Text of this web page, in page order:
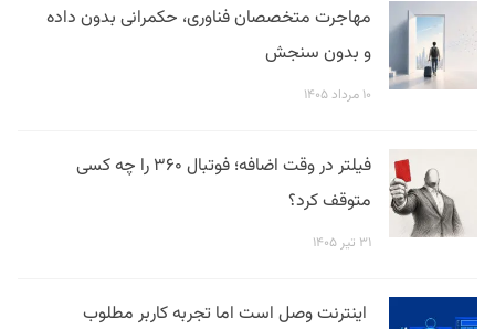
مهاجرت متخصصان فناوری، حکمرانی بدون داده
و بدون سنجش
۱۰ مرداد ۱۴۰۵
فیلتر در وقت اضافه؛ فوتبال ۳۶۰ را چه کسی
متوقف کرد؟
۳۱ تیر ۱۴۰۵
اینترنت وصل است اما تجربه کاربر مطلوب